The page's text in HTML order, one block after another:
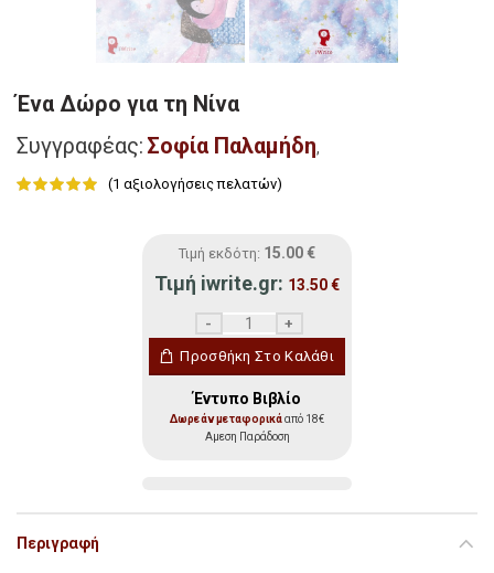
Ένα Δώρο για τη Νίνα
Συγγραφέας:Σοφία Παλαμήδη,
(1 αξιολογήσεις πελατών)
Τιμή εκδότη: 15.00 €
Τιμή iwrite.gr: 13.50€
Προσθήκη Στο Καλάθι
Έντυπο Βιβλίο
Δωρεάν μεταφορικάαπό 18€
Αμεση Παράδοση
Περιγραφή